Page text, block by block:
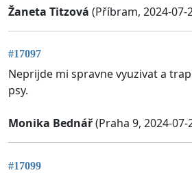
Žaneta Titzová (Příbram, 2024-07-
#17097
Neprijde mi spravne vyuzivat a
psy.
Monika Bednář(Praha 9, 2024-07-
#17099